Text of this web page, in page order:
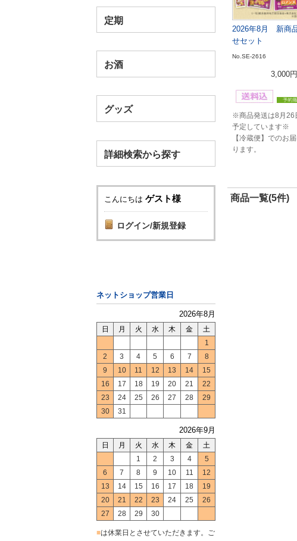
定期
お酒
グッズ
詳細検索から探す
こんにちは ゲスト様
ログイン/新規登録
ネットショップ営業日
2026年8月
日 月 火 水 木 金
土
1
2
3 4 5 6 7
8
9
10 11 12 13 14
15
16
17 18 19 20 21
22
23
24 25 26 27 28
29
30
31
2026年9月
日 月 火 水 木 金
土
1
2 3 4
5
6
7 8 9 10 11
12
13
14 15 16 17 18
19
20
21 22 23 24 25
26
27
28 29 30
■は休業日とさせていただきます。ご
2026年8月 新商
せセット
No.SE-2616
3,000円
※商品発送は8月26
予定しています※
【冷蔵便】でのお
ります。
商品一覧(5件)